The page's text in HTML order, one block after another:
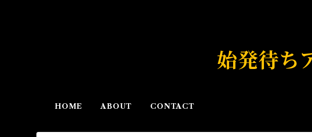
始発待ち
HOME ABOUT CONTACT